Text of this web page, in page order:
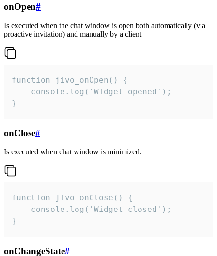
onOpen#
Is executed when the chat window is open both automatically (via
proactive invitation) and manually by a client
function jivo_onOpen() {
    console.log('Widget opened');
}
onClose#
Is executed when chat window is minimized.
function jivo_onClose() {
    console.log('Widget closed');
}
onChangeState#